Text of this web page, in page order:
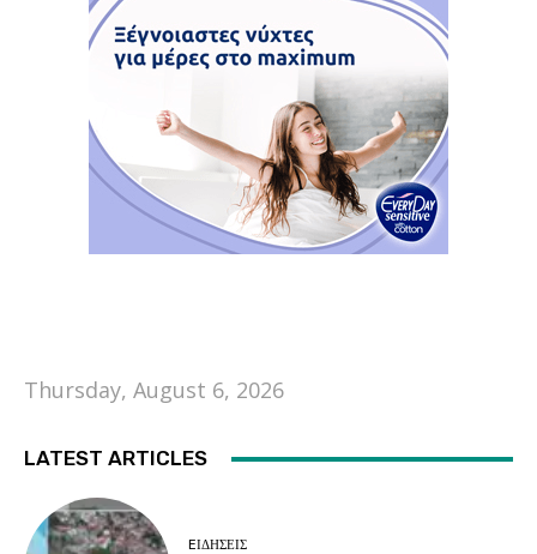
Thursday, August 6, 2026
LATEST ARTICLES
EΙΔΗΣΕΙΣ